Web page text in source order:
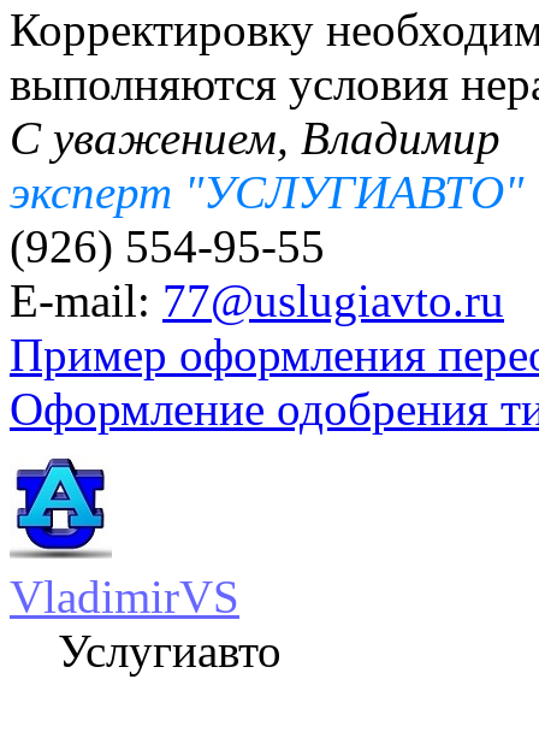
Корректировку
выполняются условия
С уважением, Владимир
эксперт "УСЛУГИАВТО"
(926) 554-95-55
E-mail: 77@uslugiavto.ru
Пример оформления
Оформление одобрения
VladimirVS
Услугиавто